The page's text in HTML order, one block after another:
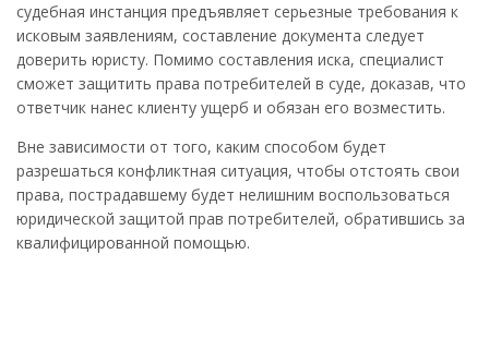
судебная инстанция предъявляет серьезные требования к
исковым заявлениям, составление документа следует
доверить юристу. Помимо составления иска, специалист
сможет защитить права потребителей в суде, доказав, что
ответчик нанес клиенту ущерб и обязан его возместить.
Вне зависимости от того, каким способом будет
разрешаться конфликтная ситуация, чтобы отстоять свои
права, пострадавшему будет нелишним воспользоваться
юридической защитой прав потребителей, обратившись за
квалифицированной помощью.